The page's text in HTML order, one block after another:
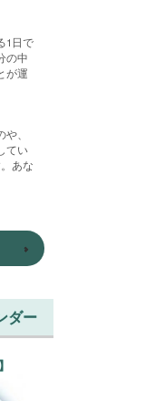
1日で
の中
が運
、
てい
あな
ダー